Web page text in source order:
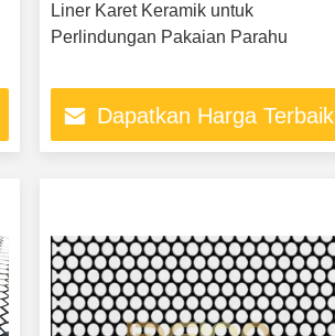
Liner Karet Keramik untuk
Perlindungan Pakaian Parahu
Dapatkan Harga Terbaik